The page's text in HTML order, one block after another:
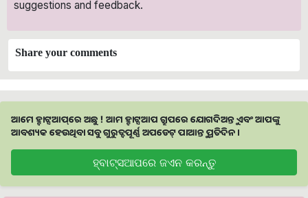
suggestions and feedback.
Share your comments
ଆମେ ହ୍ବାଟ୍ସଆପ୍‌ରେ ଅଛୁ ! ଆମ ହ୍ବାଟ୍ସଆପ ଗ୍ରୁପରେ ଯୋଗଦିଅନ୍ତୁ ଏବଂ ଆପଙ୍କୁ
ଆବଶ୍ୟକ ହେଉଥିବା ସବୁ ଗୁରୁତ୍ବପୂର୍ଣ୍ଣ ଅପଡେଟ୍‌ ପାଆନ୍ତୁ ପ୍ରତିଦିନ ।
ହ୍ବାଟ୍ସଆପରେ ଜଏନ କରନ୍ତୁ